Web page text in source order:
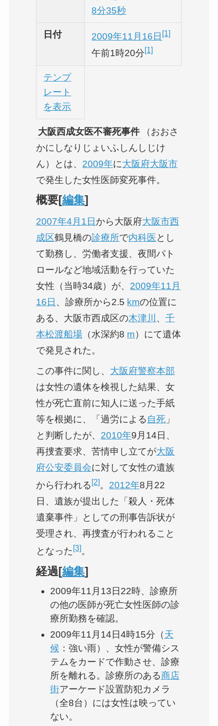
8分35秒
日付 2009年11月16日 [1]
午前1時20分[1]
テンプ
レート
を表示
大阪西成女医不審死事件
（おおさ
かにしなりじょいふしんしじけ
ん）とは、 2009年に大阪府大阪市
で発生した女性医師変死事件。
概要[編集]
2007年4月1日から大阪府大阪市西
成区鶴見橋の診療所で内科医とし
て勤務し、労働者支援、夜間パト
ロールなど地域活動を行っていた
女性（当時34歳）が、 2009年11月
16日 、診療所から2.5 kmの位置に
ある、大阪市西成区の木津川 、千
本松渡船場 （水深約8 m）にて遺体
で発見された。
この事件に関し、 大阪府警察本部
は女性の遺体を検視した結果、女
性が死亡直前に知人に送った手紙
等を根拠に、「過労による自死 」
と判断したが、 2010年9月14日、
再捜査要求、苦情申し立てが大阪
府公安委員会に対して女性の遺族
から行われる [2] 。 2012年8月22
日、遺族が提出した「殺人・死体
遺棄事件」としての刑事告訴状が
受理され、再捜査が行われること
となった [3] 。
経過[編集]
2009年11月13日22時、診療所
の他の医師が死亡女性医師の診
療所勤務を確認。
2009年11月14日4時15分（天
候 ：強い雨）、女性が警備シス
テムをカードで作動させ、診療
所を離れる。診療所のある商店
街アーケード設置防犯カメラ
（全8台）には女性は映ってい
ない。